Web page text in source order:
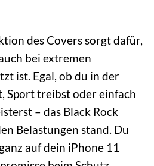
des Covers sorgt dafür,
bei extremen
ist. Egal, ob du in der
Sport treibst oder einfach
– das Black Rock
Belastungen stand. Du
auf dein iPhone 11